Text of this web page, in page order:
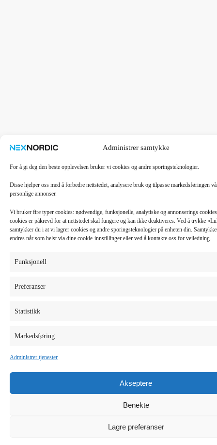
Administrer samtykke
For å gi deg den beste opplevelsen bruker vi cookies og andre sporingsteknologier.
Disse hjelper oss med å forbedre nettstedet, analysere bruk og tilpasse markedsføringen
personlige annonser.
Vi bruker fire typer cookies: nødvendige, funksjonelle, analytiske og annonserings
cookies er påkrevd for at nettstedet skal fungere og kan ikke deaktiveres. Ved å trykke
samtykker du i at vi lagrer cookies og andre sporingsteknologier på enheten din.
endres når som helst via dine cookie-innstillinger eller ved å kontakte oss for veiledning.
Funksjonell
Preferanser
Statistikk
Markedsføring
Administrer tjenester
Akseptere
Benekte
Lagre preferanser